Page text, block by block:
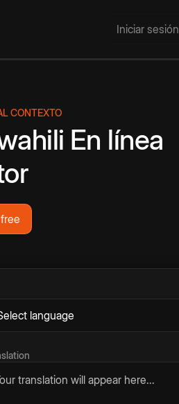
Iniciar sesión
CONTEXTO
En línea
translation will appear here...